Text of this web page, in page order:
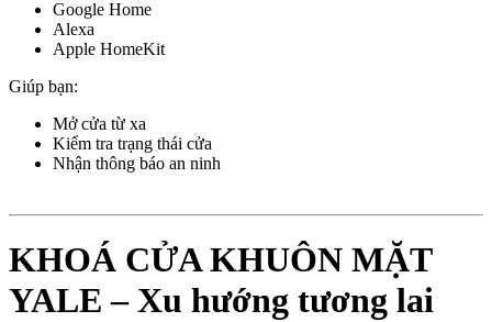
Google Home
Alexa
Apple HomeKit
Giúp bạn:
Mở cửa từ xa
Kiểm tra trạng thái cửa
Nhận thông báo an ninh
KHOÁ CỬA KHUÔN MẶT
YALE – Xu hướng tương lai